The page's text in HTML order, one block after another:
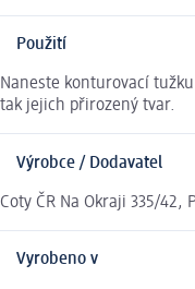
Použití
Naneste konturovací
tak jejich přirozený tvar.
Výrobce / Dodavatel
Coty ČR Na Okraji 335/42,
Vyrobeno v